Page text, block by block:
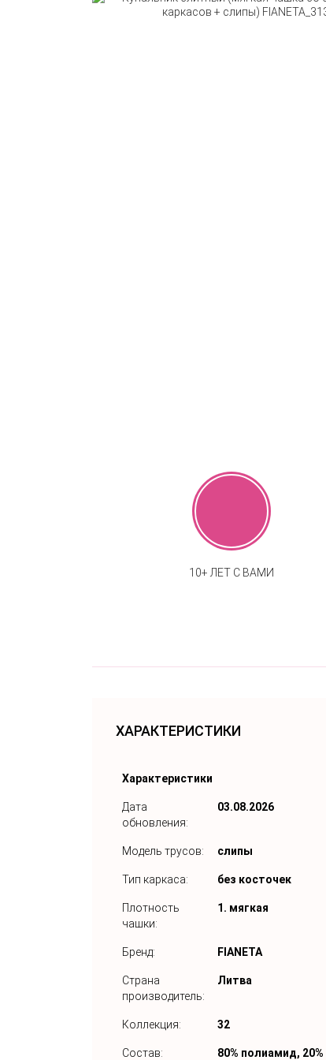
10+ ЛЕТ С ВАМИ
ХАРАКТЕРИСТИКИ
Характеристики
Дата
обновления:
03.08.2026
Модель трусов: слипы
Тип каркаса: без косточек
Плотность
чашки:
1. мягкая
Бренд: FIANETA
Страна
производитель:
Литва
Коллекция: 32
Состав:
80% полиамид, 20%